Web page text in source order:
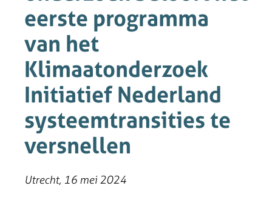
eerste programma
van het
Klimaatonderzoek
Initiatief Nederland
systeemtransities te
versnellen
Utrecht, 16 mei 2024